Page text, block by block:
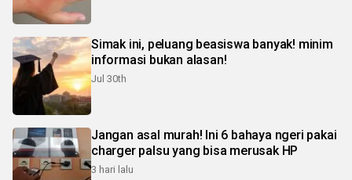
Simak ini, peluang beasiswa banyak! minim
informasi bukan alasan!
Jul 30th
Jangan asal murah! Ini 6 bahaya ngeri pakai
charger palsu yang bisa merusak HP
3 hari lalu